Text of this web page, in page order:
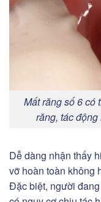
Mất răng số 6 có
răng, tác
Dễ dàng nhận thấy
vỡ hoàn toàn không
Đặc biệt, người